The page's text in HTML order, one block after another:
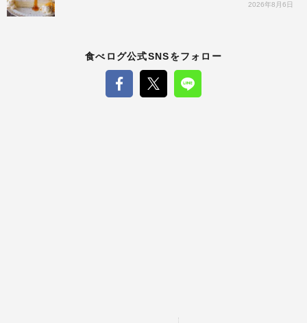
2026年8月6日
食べログ公式SNSをフォロー